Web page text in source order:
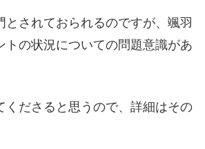
とされておられるのですが、颯羽
の状況についての問題意識があ
くださると思うので、詳細はその